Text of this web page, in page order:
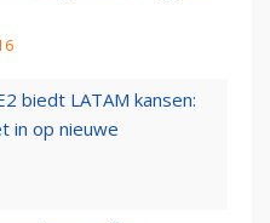
biedt LATAM kansen:
in op nieuwe